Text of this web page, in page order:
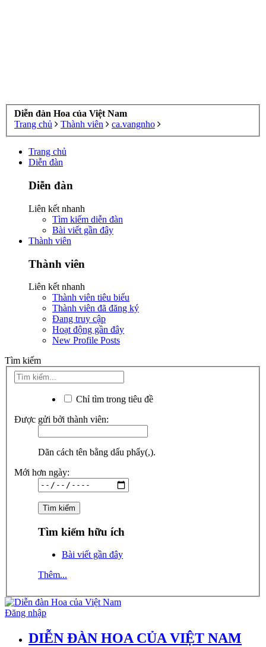
Diễn đàn Hoa của Việt Nam
Trang chủ
Thành viên ca.vangnho
Trang chủ
Diễn đàn
Diễn đàn
Liên kết nhanh
Tìm kiếm diễn đàn
Bài viết gần đây
Thành viên
Thành viên
Liên kết nhanh
Thành viên tiêu biểu
Thành viên đã đăng ký
Đang truy cập
Hoạt động gần đây
New Profile Posts
Tìm kiếm
Chỉ tìm trong tiêu đề
Được gửi bởi thành viên:
Dãn cách tên bằng dấu phẩy(,).
Mới hơn ngày:
Tìm kiếm hữu ích
Bài viết gần đây
Thêm...
Đăng nhập
DIỄN ĐÀN HOA CỦA VIỆT NAM